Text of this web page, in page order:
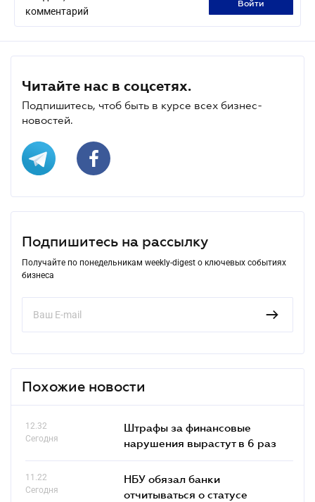
комментарий
войти
Читайте нас в соцсетях.
Подпишитесь, чтоб быть в курсе всех бизнес-
новостей.
Подпишитесь на рассылку
Получайте по понедельникам weekly-digest о ключевых событиях
бизнеса
Похожие новости
12.32
Сегодня
Штрафы за финансовые
нарушения вырастут в 6 раз
11.22
Сегодня
НБУ обязал банки
отчитываться о статусе